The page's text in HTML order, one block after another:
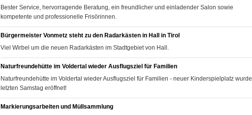
Bester Service, hervorragende Beratung, ein freundlicher und einladender Salon sowie
kompetente und professionelle Frisörinnen.
Bürgermeister Vonmetz steht zu den Radarkästen in Hall in Tirol
Viel Wirbel um die neuen Radarkästen im Stadtgebiet von Hall.
Naturfreundehütte im Voldertal wieder Ausflugsziel für Familien
Naturfreundehütte im Voldertal wieder Ausflugsziel für Familien - neuer Kinderspielplatz wurde
letzten Samstag eröffnet!
Markierungsarbeiten und Müllsammlung